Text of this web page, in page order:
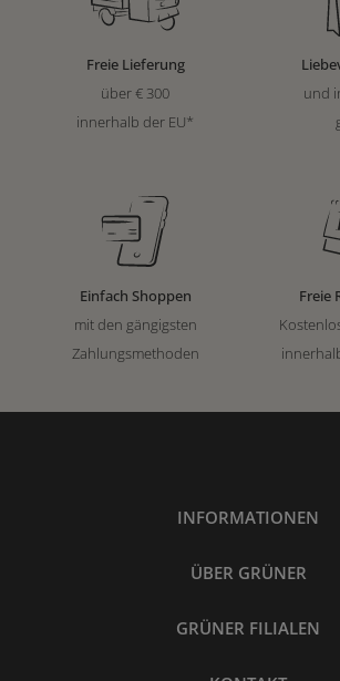
Freie Lieferung
über € 300
innerhalb der EU*
und
Einfach Shoppen
mit den gängigsten
Zahlungsmethoden
Freie
INFORMATIONEN
ÜBER GRÜNER
GRÜNER FILIALEN